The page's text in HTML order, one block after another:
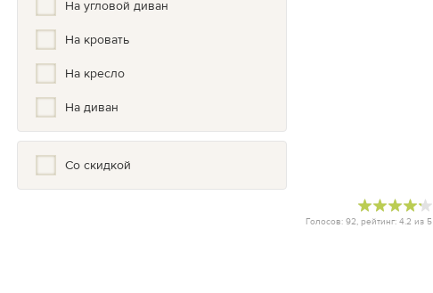
На угловой диван
На кровать
На кресло
На диван
Со скидкой
Голосов: 92, рейтинг: 4.2 из 5